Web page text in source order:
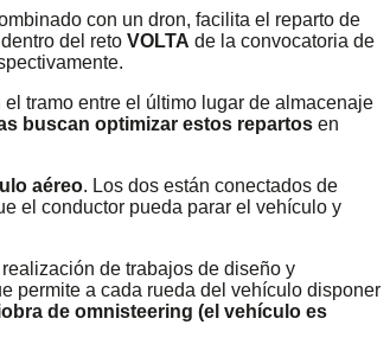
con un dron, facilita el reparto de
del reto VOLTA de la convocatoria de
tramo entre el último lugar de almacenaje
buscan optimizar estos repartos en
aéreo. Los dos están conectados de
el conductor pueda parar el vehículo y
de trabajos de diseño y
permite a cada rueda del vehículo disponer
de omnisteering (el vehículo es